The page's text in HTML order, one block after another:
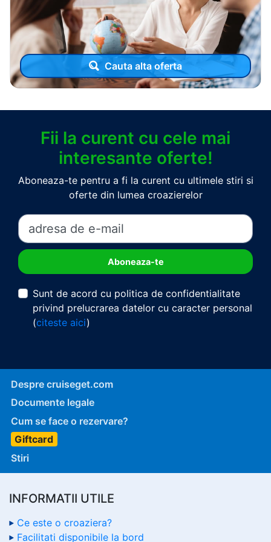
Cauta alta oferta
Fii la curent cu cele mai
interesante oferte!
Aboneaza-te pentru a fi la curent cu ultimele stiri si
oferte din lumea croazierelor
Sunt de acord cu politica de confidentialitate
privind prelucrarea datelor cu caracter personal
(citeste aici)
Despre cruiseget.com
Documente legale
Cum se face o rezervare?
Giftcard
Stiri
INFORMATII UTILE
Ce este o croaziera?
Facilitati disponibile la bord